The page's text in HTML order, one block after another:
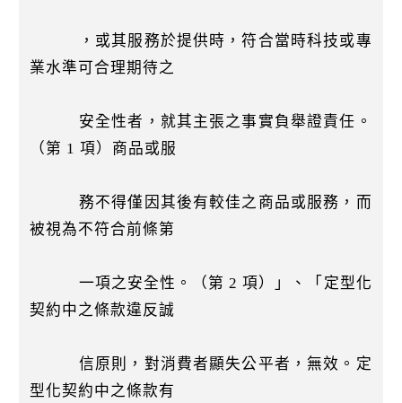
，或其服務於提供時，符合當時科技或專
業水準可合理期待之
安全性者，就其主張之事實負舉證責任。
（第 1 項）商品或服
務不得僅因其後有較佳之商品或服務，而
被視為不符合前條第
一項之安全性。（第 2 項）」、「定型化
契約中之條款違反誠
信原則，對消費者顯失公平者，無效。定
型化契約中之條款有